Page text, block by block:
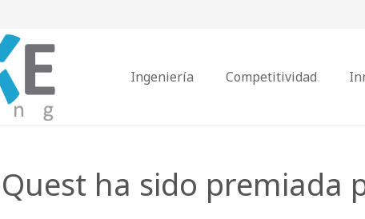
Ingeniería Competitividad
ha sido premiada